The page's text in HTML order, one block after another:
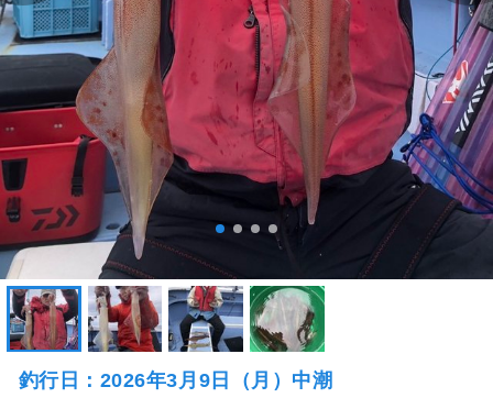
釣行日：2026年3月9日（月）中潮